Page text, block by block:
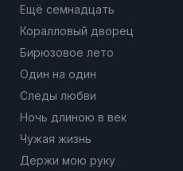
Ещё семнадцать
Коралловый дворец
Бирюзовое лето
Один на один
Следы любви
Ночь длиною в век
Чужая жизнь
Держи мою руку